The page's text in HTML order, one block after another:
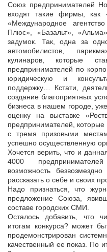
Союз предпринимателей
входят такие фирмы, как
«Международное
Плюс», «Базальт»,
задумок. Так, одна за
автомобилистов,
кулинаров, которые
предпринимателей по
юридическую и
поддержку… Кстати,
создание благоприятных
бизнеса в нашем городе,
оценку на выставке
предпринимателей, которые
с тремя призовыми
успешно осуществленную
Хочется верить, что и
4000
возможность
рассказать о себе и своих
Надо признаться, что
предложение Союза,
составе городских СМИ.
Осталось добавить, что
итогам конкурса? может
продемонстрирован
качественный ее показ. По